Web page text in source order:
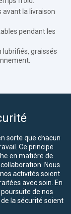
avant la livraison
pendant les
lubrifiés, graissés
sorte que chacun
Ce principe
en matière de
Nous
activités soient
avec soin. En
de nos
la sécurité soient